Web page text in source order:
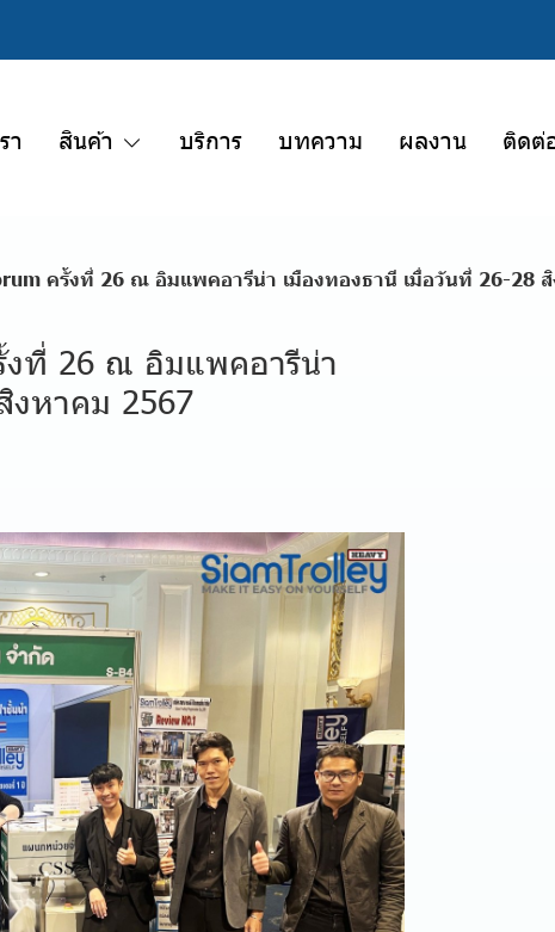
า สินค้า บริการ บทความ ผลงาน ติดต่
ครั้งที่ 26 ณ อิมแพคอารีน่า เมืองทองธานี เมื่อวันที่ 26-28
งที่ 26 ณ อิมแพคอารีน่า
งหาคม 2567